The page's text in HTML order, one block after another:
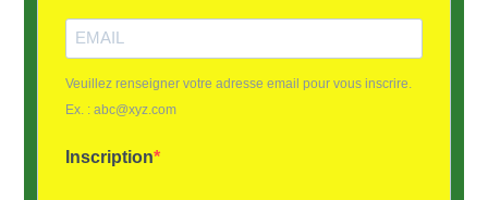
Veuillez renseigner votre adresse email pour vous inscrire.
Ex. : abc@xyz.com
Inscription